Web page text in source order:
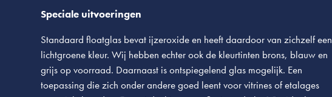
Speciale uitvoeringen
Standaard floatglas bevat ijzeroxide en heeft daardoor van zichzelf een
lichtgroene kleur. Wij hebben echter ook de kleurtinten brons, blauw en
grijs op voorraad. Daarnaast is ontspiegelend glas mogelijk. Een
toepassing die zich onder andere goed leent voor vitrines of etalages